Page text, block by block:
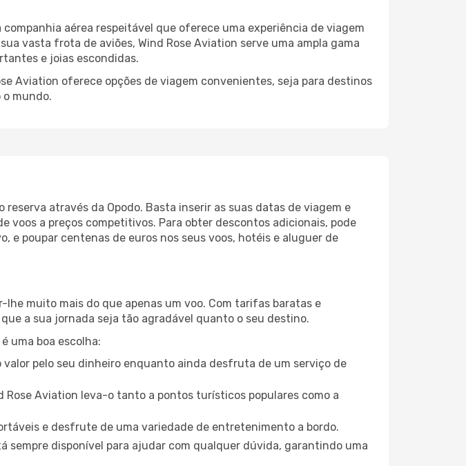
aérea respeitável que oferece uma experiência de viagem
vasta frota de aviões, Wind Rose Aviation serve uma ampla gama
e joias escondidas.
Aviation oferece opções de viagem convenientes, seja para destinos
mundo.
através da Opodo. Basta inserir as suas datas de viagem e
voos a preços competitivos. Para obter descontos adicionais, pode
e poupar centenas de euros nos seus voos, hotéis e aluguer de
muito mais do que apenas um voo. Com tarifas baratas e
a sua jornada seja tão agradável quanto o seu destino.
uma boa escolha:
valor pelo seu dinheiro enquanto ainda desfruta de um serviço de
Rose Aviation leva-o tanto a pontos turísticos populares como a
e desfrute de uma variedade de entretenimento a bordo.
sempre disponível para ajudar com qualquer dúvida, garantindo uma